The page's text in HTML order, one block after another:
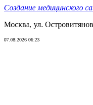
Создание медицинского
Москва, ул.
07.08.2026 06:23